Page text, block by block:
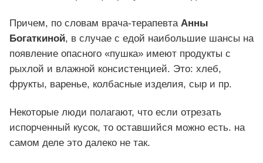
Причем, по словам врача-терапевта Анны
Богаткиной, в случае с едой наибольшие шансы на
появление опасного «пушка» имеют продукты с
рыхлой и влажной консистенцией. Это: хлеб,
фрукты, варенье, колбасные изделия, сыр и пр.
Некоторые люди полагают, что если отрезать
испорченный кусок, то оставшийся можно есть. на
самом деле это далеко не так.